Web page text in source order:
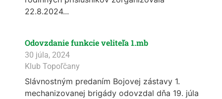
22.8.2024...
Odovzdanie funkcie veliteľa 1.mb
30 júla, 2024
Klub Topoľčany
Slávnostným predaním Bojovej zástavy 1.
mechanizovanej brigády odovzdal dňa 19. júla